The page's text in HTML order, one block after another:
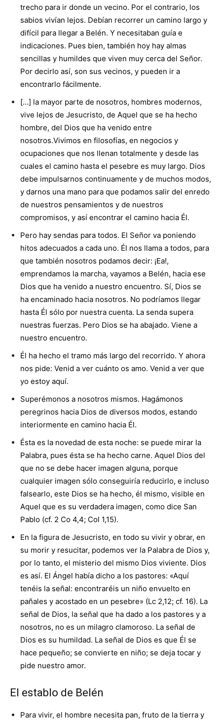
trecho para ir donde un vecino. Por el contrario, los
sabios vivían lejos. Debían recorrer un camino largo y
difícil para llegar a Belén. Y necesitaban guía e
indicaciones. Pues bien, también hoy hay almas
sencillas y humildes que viven muy cerca del Señor.
Por decirlo así, son sus vecinos, y pueden ir a
encontrarlo fácilmente.
[…] la mayor parte de nosotros, hombres modernos,
vive lejos de Jesucristo, de Aquel que se ha hecho
hombre, del Dios que ha venido entre
nosotros.Vivimos en filosofías, en negocios y
ocupaciones que nos llenan totalmente y desde las
cuales el camino hasta el pesebre es muy largo. Dios
debe impulsarnos continuamente y de muchos modos,
y darnos una mano para que podamos salir del enredo
de nuestros pensamientos y de nuestros
compromisos, y así encontrar el camino hacia Él.
Pero hay sendas para todos. El Señor va poniendo
hitos adecuados a cada uno. Él nos llama a todos, para
que también nosotros podamos decir: ¡Ea!,
emprendamos la marcha, vayamos a Belén, hacia ese
Dios que ha venido a nuestro encuentro. Sí, Dios se
ha encaminado hacia nosotros. No podríamos llegar
hasta Él sólo por nuestra cuenta. La senda supera
nuestras fuerzas. Pero Dios se ha abajado. Viene a
nuestro encuentro.
Él ha hecho el tramo más largo del recorrido. Y ahora
nos pide: Venid a ver cuánto os amo. Venid a ver que
yo estoy aquí.
Superémonos a nosotros mismos. Hagámonos
peregrinos hacia Dios de diversos modos, estando
interiormente en camino hacia Él.
Ésta es la novedad de esta noche: se puede mirar la
Palabra, pues ésta se ha hecho carne. Aquel Dios del
que no se debe hacer imagen alguna, porque
cualquier imagen sólo conseguiría reducirlo, e incluso
falsearlo, este Dios se ha hecho, él mismo, visible en
Aquel que es su verdadera imagen, como dice San
Pablo (cf. 2 Co 4,4; Col 1,15).
En la figura de Jesucristo, en todo su vivir y obrar, en
su morir y resucitar, podemos ver la Palabra de Dios y,
por lo tanto, el misterio del mismo Dios viviente. Dios
es así. El Ángel había dicho a los pastores: «Aquí
tenéis la señal: encontraréis un niño envuelto en
pañales y acostado en un pesebre» (Lc 2,12; cf. 16). La
señal de Dios, la señal que ha dado a los pastores y a
nosotros, no es un milagro clamoroso. La señal de
Dios es su humildad. La señal de Dios es que Él se
hace pequeño; se convierte en niño; se deja tocar y
pide nuestro amor.
El establo de Belén
Para vivir, el hombre necesita pan, fruto de la tierra y